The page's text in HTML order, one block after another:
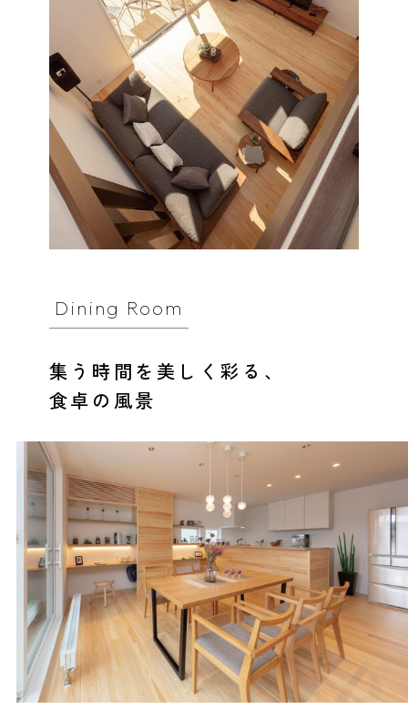
Dining Room
集う時間を美しく彩る、
食卓の風景